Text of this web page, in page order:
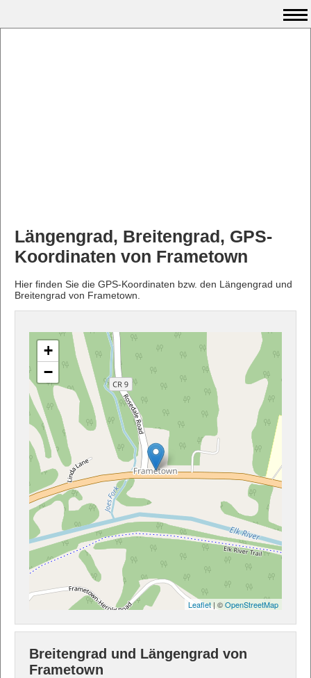
Längengrad, Breitengrad, GPS-
Koordinaten von Frametown
Hier finden Sie die GPS-Koordinaten bzw. den Längengrad und
Breitengrad von Frametown.
+
−
Leaflet | ©OpenStreetMap
Breitengrad und Längengrad von
Frametown